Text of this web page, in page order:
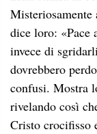
dice loro: «Pace
invece di
dovrebbero
confusi. Mostra
rivelando così
Cristo crocifisso